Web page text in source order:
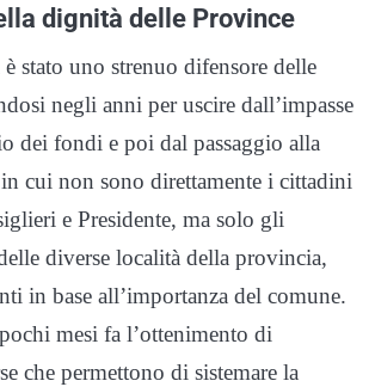
dignità delle Province
stato uno strenuo difensore delle
negli anni per uscire dall’impasse
dei fondi e poi dal passaggio alla
cui non sono direttamente i cittadini
e Presidente, ma solo gli
diverse località della provincia,
in base all’importanza del comune.
mesi fa l’ottenimento di
che permettono di sistemare la